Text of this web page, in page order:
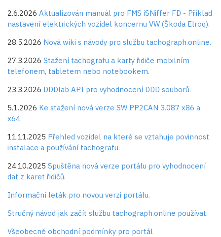
2.6.2026 Aktualizován manuál pro FMS iSNiffer FD - Příklad
nastavení elektrických vozidel koncernu VW (Škoda Elroq).
28.5.2026 Nová wiki s návody pro službu tachograph.online.
27.3.2026 Stažení tachografu a karty řidiče mobilním
telefonem, tabletem nebo notebookem.
23.3.2026 DDDlab API pro vyhodnocení DDD souborů.
5.1.2026 Ke stažení nová verze SW PP2CAN 3.087 x86 a
x64.
11.11.2025 Přehled vozidel na které se vztahuje povinnost
instalace a používání tachografu.
24.10.2025 Spuštěna nová verze portálu pro vyhodnocení
dat z karet řidičů.
Informační leták pro novou verzi portálu.
Stručný návod jak začít službu tachograph.online používat.
Všeobecné obchodní podmínky pro portál